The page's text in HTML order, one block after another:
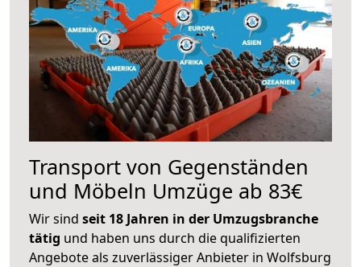
Transport von Gegenständen
und Möbeln Umzüge ab 83€
Wir sind seit 18 Jahren in der Umzugsbranche
tätig und haben uns durch die qualifizierten
Angebote als zuverlässiger Anbieter in Wolfsburg